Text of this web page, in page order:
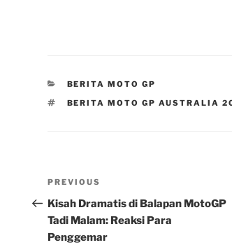
CATEGORIES
BERITA MOTO GP
TAGS
BERITA MOTO GP AUSTRALIA
Post
navigation
Previous
Post
PREVIOUS
Kisah Dramatis di Balapan MotoGP
Tadi Malam: Reaksi Para
Penggemar